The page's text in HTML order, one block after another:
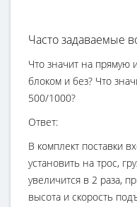
Часто задаваемые
Что значит на прямую
блоком и без? Что
500/1000?
Ответ:
В комплект поставки
установить на трос,
увеличится в 2 раза,
высота и скорость